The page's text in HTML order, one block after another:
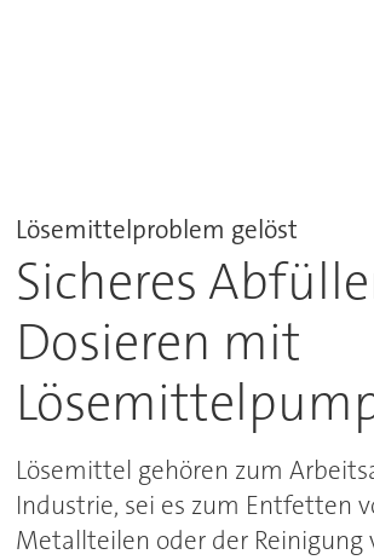
Lösemittelproblem gelöst
Sicheres
Dosieren mit
Lösemittel gehören zum
Industrie, sei es zum Entfetten
Metallteilen oder der Reinigung